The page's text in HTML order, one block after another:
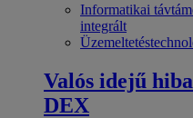
Informatikai
integrált
Valós idejű
DEX